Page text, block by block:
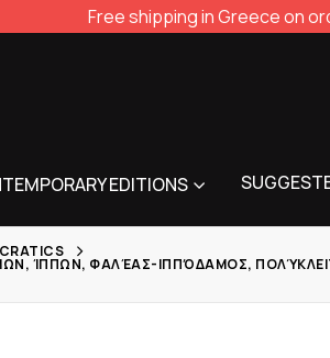
Free shipping in Greece on
EDITIONS
ΊΠΠΩΝ, ΦΑΛΈΑΣ-ΙΠΠΌΔΑΜΟΣ,